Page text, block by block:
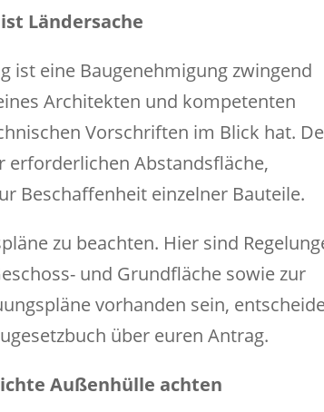
Ländersache
ist eine Baugenehmigung zwingend
Architekten und kompetenten
Vorschriften im Blick hat.
erforderlichen Abstandsfläche,
Beschaffenheit einzelner Bauteile.
zu beachten. Hier sind
und Grundfläche sowie zur
vorhanden sein,
über euren Antrag.
Außenhülle achten